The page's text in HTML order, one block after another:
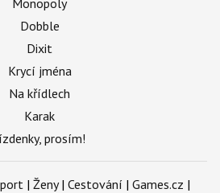
Dobble
Dixit
Krycí jména
Na křídlech
Karak
prosím!
| Ženy| Cestování | Games.cz |